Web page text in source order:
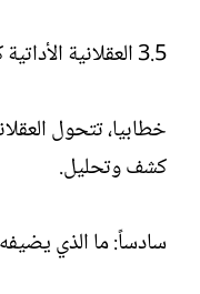
3.5 العقلانية الأداتية كأداة ضبط معرفي:
خطابيا، تتحول
كشف وتحليل.
سادساً: ما الذي